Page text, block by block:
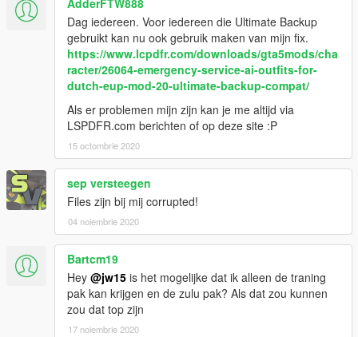
AdderFTW888
Dag iedereen. Voor iedereen die Ultimate Backup
gebruikt kan nu ook gebruik maken van mijn fix.
https://www.lcpdfr.com/downloads/gta5mods/cha
racter/26064-emergency-service-ai-outfits-for-
dutch-eup-mod-20-ultimate-backup-compat/
Als er problemen mijn zijn kan je me altijd via
LSPDFR.com berichten of op deze site :P
15 octombrie 2020
sep versteegen
Files zijn bij mij corrupted!
04 noiembrie 2020
Bartcm19
Hey @jw15 is het mogelijke dat ik alleen de traning
pak kan krijgen en de zulu pak? Als dat zou kunnen
zou dat top zijn
17 noiembrie 2020